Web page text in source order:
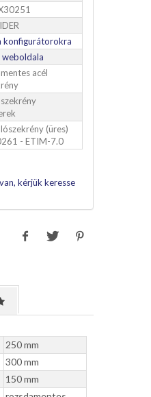
konfigurátorokra
acél
(üres)
- ETIM-7.0
kérjük keresse
250 mm
300 mm
150 mm